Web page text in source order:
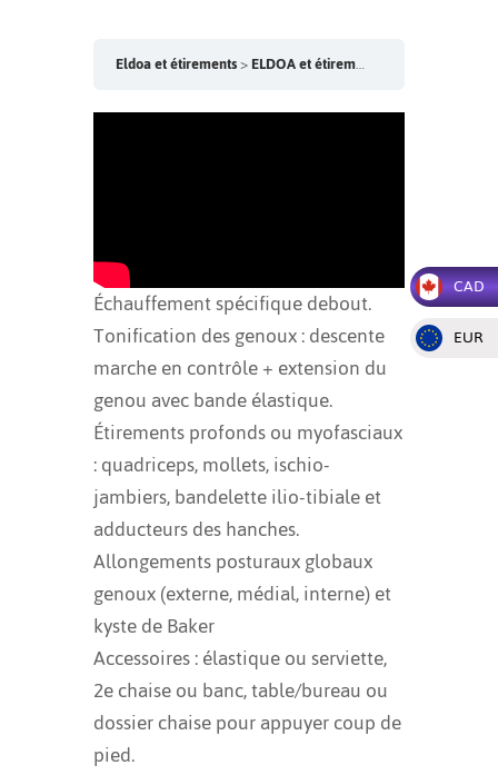
CAD
EUR
Eldoa et étirements ELDOA et étirements – Vendredi 9h
Échauffement spécifique debout.
Tonification des genoux : descente
marche en contrôle + extension du
genou avec bande élastique.
Étirements profonds ou myofasciaux
: quadriceps, mollets, ischio-
jambiers, bandelette ilio-tibiale et
adducteurs des hanches.
Allongements posturaux globaux
genoux (externe, médial, interne) et
kyste de Baker
Accessoires : élastique ou serviette,
2e chaise ou banc, table/bureau ou
dossier chaise pour appuyer coup de
pied.